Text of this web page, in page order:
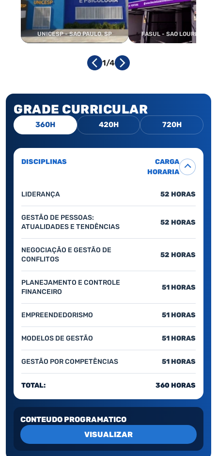
UNICESP - SAO PAULO, SP FASUL - SAO LOURENCO,
1/4
GRADE CURRICULAR
360H 420H 720H
DISCIPLINAS
CARGA
HORARIA
LIDERANÇA 52 HORAS
GESTÃO DE PESSOAS:
ATUALIDADES E TENDÊNCIAS
52 HORAS
NEGOCIAÇÃO E GESTÃO DE
CONFLITOS
52 HORAS
PLANEJAMENTO E CONTROLE
FINANCEIRO
51 HORAS
EMPREENDEDORISMO 51 HORAS
MODELOS DE GESTÃO 51 HORAS
GESTÃO POR COMPETÊNCIAS 51 HORAS
TOTAL: 360 HORAS
CONTEUDO PROGRAMATICO
VISUALIZAR